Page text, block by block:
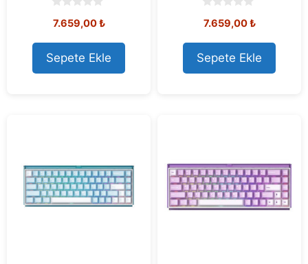
o
t
o
f
5
7.659,00₺
Sepete Ekle
o
t
o
f
5
7.659,00₺
Sepete Ekle